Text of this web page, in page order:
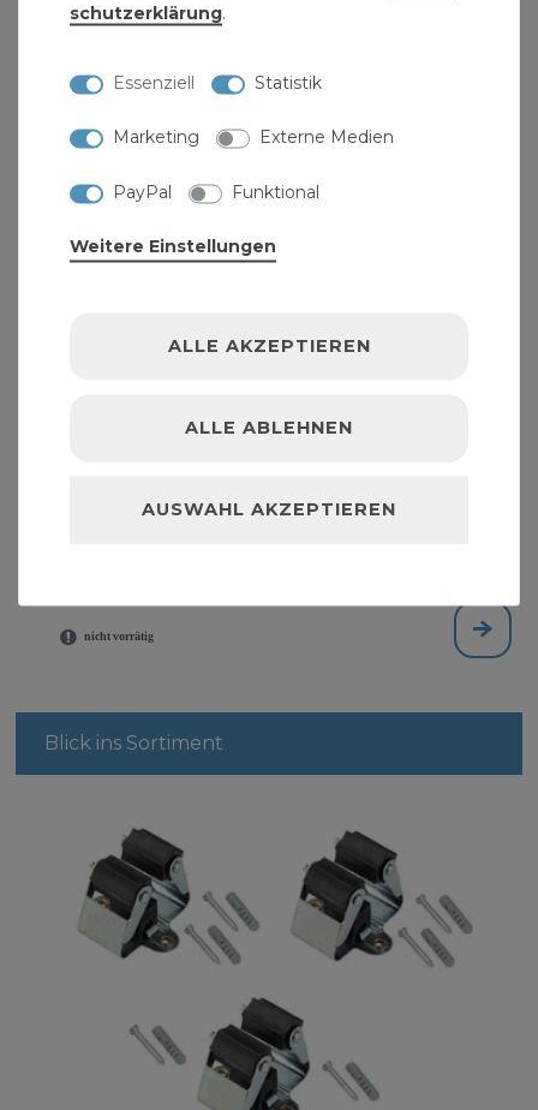
Blick ins Sortiment
schutz­erklärung.
Essenziell Statistik
Marketing Externe Medien
PayPal Funktional
Weitere Einstellungen
ALLE AKZEPTIEREN
ALLE ABLEHNEN
AUSWAHL AKZEPTIEREN